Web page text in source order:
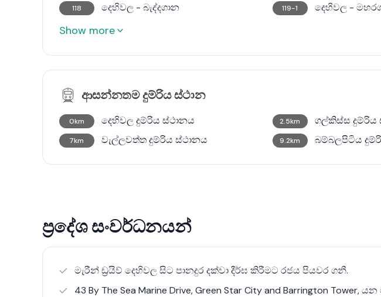
118 දෙහිවල - බැද්දගාන 119-1 දෙහිවල -
Show more
ආසන්නතම දුම්රිය ස්ථාන
0km දෙහිවල දුම්රිය ස්ථානය 2.5km ගල්කිස්ස දුම්රිය
7km වැල්ලවත්ත දුම්රිය ස්ථානය 9.2km බම්බලපිටිය
ප්‍රදේශ සංවර්ධනයන්
මැරීන් ඩ්‍රයිව් දෙහිවල සිට පානදුර දක්වා දීර්ඝ කිරීමට රජය පියවර ගනී.
43 By The Sea Marine Drive, Green Star City and Barrington Tower,